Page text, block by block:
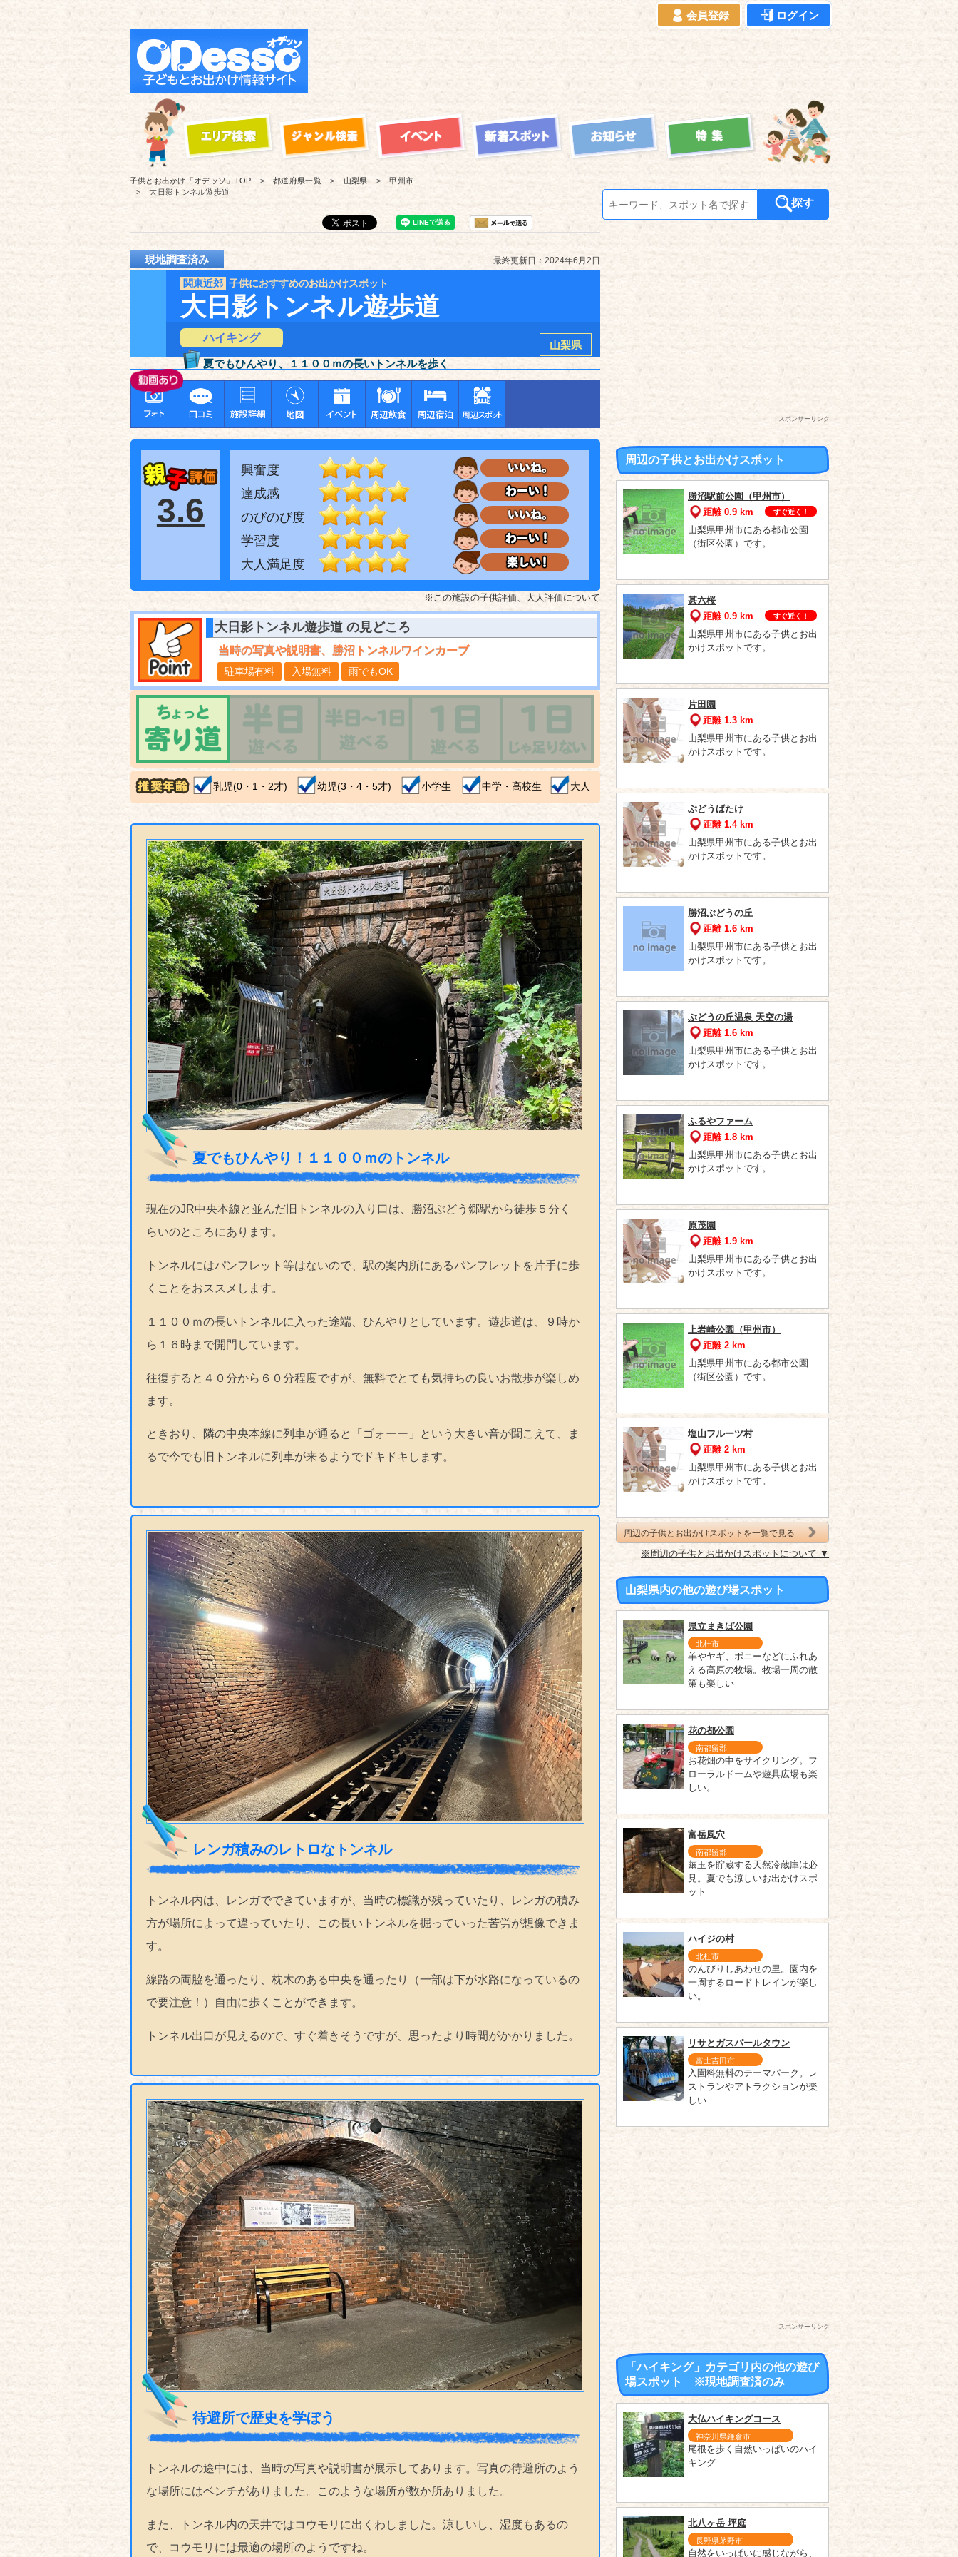
会員登録 ログイン
子供とお出かけ「オデッソ」 TOP 都道府県一覧 山梨県
甲州市
大日影トンネル遊歩道
探す
現地調査済み 最終更新日：2024年6月2日
関東近郊 子供におすすめのお出かけスポット
大日影トンネル遊歩道
ハイキング
山梨県
夏でもひんやり、１１００ｍの長いトンネルを歩く
3.6
興奮度
達成感
のびのび度
学習度
大人満足度
※この施設の子供評価、大人評価について
大日影トンネル遊歩道 の見どころ
当時の写真や説明書、勝沼トンネルワインカーブ
駐車場有料 入場無料 雨でもOK
乳児(0・1・2才) 幼児(3・4・5才) 小学生 中学・高校生 大人
夏でもひんやり！１１００ｍのトンネル
現在のJR中央本線と並んだ旧トンネルの入り口は、勝沼ぶどう郷駅から徒歩５分く
らいのところにあります。
トンネルにはパンフレット等はないので、駅の案内所にあるパンフレットを片手に歩
くことをおススメします。
１１００ｍの長いトンネルに入った途端、ひんやりとしています。遊歩道は、９時か
ら１６時まで開門しています。
往復すると４０分から６０分程度ですが、無料でとても気持ちの良いお散歩が楽しめ
ます。
ときおり、隣の中央本線に列車が通ると「ゴォーー」という大きい音が聞こえて、ま
るで今でも旧トンネルに列車が来るようでドキドキします。
レンガ積みのレトロなトンネル
トンネル内は、レンガでできていますが、当時の標識が残っていたり、レンガの積み
方が場所によって違っていたり、この長いトンネルを掘っていった苦労が想像できま
す。
線路の両脇を通ったり、枕木のある中央を通ったり（一部は下が水路になっているの
で要注意！）自由に歩くことができます。
トンネル出口が見えるので、すぐ着きそうですが、思ったより時間がかかりました。
待避所で歴史を学ぼう
トンネルの途中には、当時の写真や説明書が展示してあります。写真の待避所のよう
な場所にはベンチがありました。このような場所が数か所ありました。
また、トンネル内の天井ではコウモリに出くわしました。涼しいし、湿度もあるの
で、コウモリには最適の場所のようですね。
スポンサーリンク
周辺の子供とお出かけスポット
勝沼駅前公園（甲州市）
距離 0.9 km
すぐ近く！
山梨県甲州市にある都市公園
（街区公園）です。
甚六桜
距離 0.9 km
すぐ近く！
山梨県甲州市にある子供とお出
かけスポットです。
片田園
距離 1.3 km
山梨県甲州市にある子供とお出
かけスポットです。
ぶどうばたけ
距離 1.4 km
山梨県甲州市にある子供とお出
かけスポットです。
勝沼ぶどうの丘
距離 1.6 km
山梨県甲州市にある子供とお出
かけスポットです。
ぶどうの丘温泉 天空の湯
距離 1.6 km
山梨県甲州市にある子供とお出
かけスポットです。
ふるやファーム
距離 1.8 km
山梨県甲州市にある子供とお出
かけスポットです。
原茂園
距離 1.9 km
山梨県甲州市にある子供とお出
かけスポットです。
上岩崎公園（甲州市）
距離 2 km
山梨県甲州市にある都市公園
（街区公園）です。
塩山フルーツ村
距離 2 km
山梨県甲州市にある子供とお出
かけスポットです。
周辺の子供とお出かけスポットを一覧で見る
※周辺の子供とお出かけスポットについて ▼
山梨県内の他の遊び場スポット
県立まきば公園
北杜市
羊やヤギ、ポニーなどにふれあ
える高原の牧場。牧場一周の散
策も楽しい
花の都公園
南都留郡
お花畑の中をサイクリング。フ
ローラルドームや遊具広場も楽
しい。
富岳風穴
南都留郡
繭玉を貯蔵する天然冷蔵庫は必
見。夏でも涼しいお出かけスポ
ット
ハイジの村
北杜市
のんびりしあわせの里。園内を
一周するロードトレインが楽し
い。
リサとガスパールタウン
富士吉田市
入園料無料のテーマパーク。レ
ストランやアトラクションが楽
しい
スポンサーリンク
「ハイキング」カテゴリ内の他の遊び
場スポット ※現地調査済のみ
大仏ハイキングコース
神奈川県鎌倉市
尾根を歩く自然いっぱいのハイ
キング
北八ヶ岳 坪庭
長野県茅野市
自然をいっぱいに感じながら、